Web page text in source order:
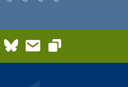
LinkedInBlueskyE-Mail
Link kopieren